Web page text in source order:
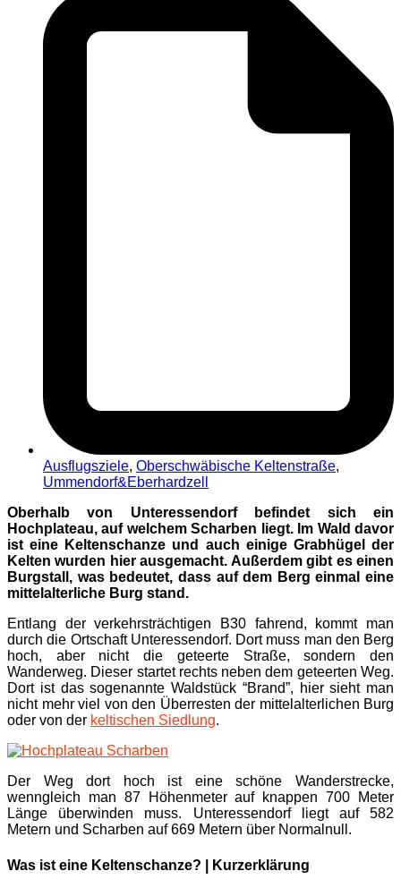
Ausflugsziele, Oberschwäbische Keltenstraße,
Ummendorf&Eberhardzell
Oberhalb von Unteressendorf befindet sich ein
Hochplateau, auf welchem Scharben liegt. Im Wald davor
ist eine Keltenschanze und auch einige Grabhügel der
Kelten wurden hier ausgemacht. Außerdem gibt es einen
Burgstall, was bedeutet, dass auf dem Berg einmal eine
mittelalterliche Burg stand .
Entlang der verkehrsträchtigen B30 fahrend, kommt man
durch die Ortschaft Unteressendorf. Dort muss man den Berg
hoch, aber nicht die geteerte Straße, sondern den
Wanderweg. Dieser startet rechts neben dem geteerten Weg.
Dort ist das sogenannte Waldstück “Brand”, hier sieht man
nicht mehr viel von den Überresten der mittelalterlichen Burg
oder von der keltischen Siedlung.
Der Weg dort hoch ist eine schöne Wanderstrecke,
wenngleich man 87 Höhenmeter auf knappen 700 Meter
Länge überwinden muss. Unteressendorf liegt auf 582
Metern und Scharben auf 669 Metern über Normalnull.
Was ist eine Keltenschanze? | Kurzerklärung